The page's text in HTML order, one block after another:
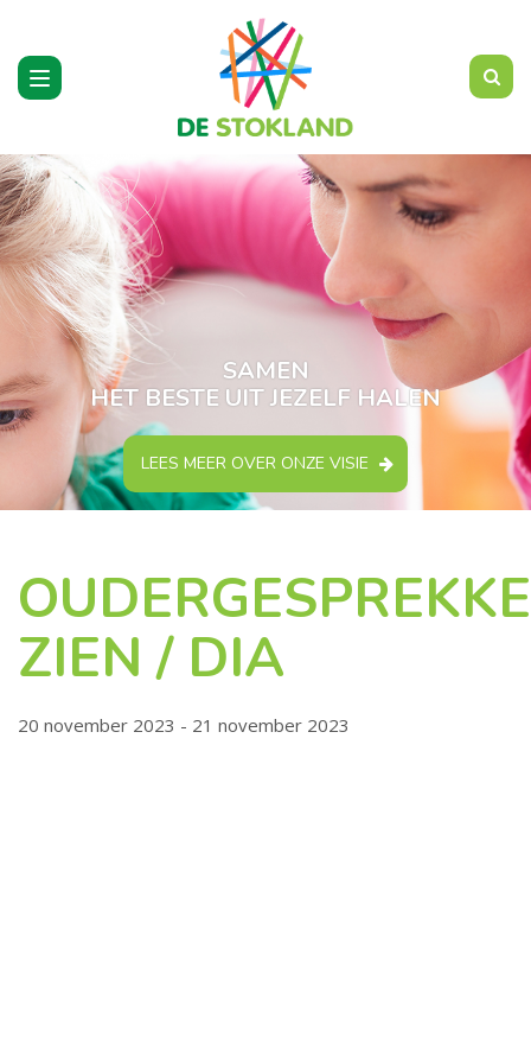
Toggle
navigation
SAMEN
HET BESTE UIT JEZELF HALEN
LEES MEER OVER ONZE VISIE
ZIEN / DIA
20 november 2023 - 21 november 2023